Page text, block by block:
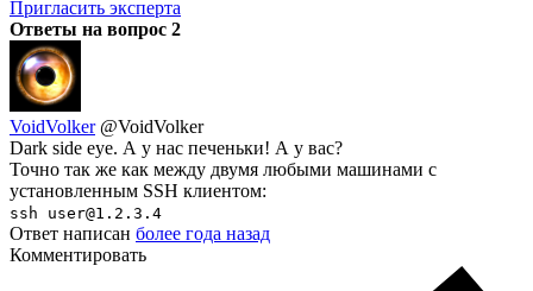
Пригласить эксперта
Ответы на вопрос 2
VoidVolker @VoidVolker
Dark side eye. А у нас печеньки! А у вас?
Точно так же как между двумя любыми машинами с
установленным SSH клиентом:
ssh user@1.2.3.4
Ответ написан более года назад
Комментировать